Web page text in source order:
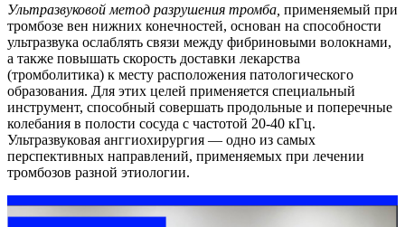
Ультразвуковой метод разрушения тромба, применяемый при
тромбозе вен нижних конечностей, основан на способности
ультразвука ослаблять связи между фибриновыми волокнами,
а также повышать скорость доставки лекарства
(тромболитика) к месту расположения патологического
образования. Для этих целей применяется специальный
инструмент, способный совершать продольные и поперечные
колебания в полости сосуда с частотой 20-40 кГц.
Ультразвуковая анггиохирургия — одно из самых
перспективных направлений, применяемых при лечении
тромбозов разной этиологии.